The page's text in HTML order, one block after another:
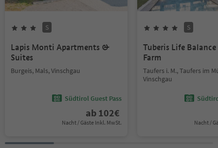
S
Lapis Monti Apartments &
Suites
Burgeis, Mals, Vinschgau
Südtirol Guest Pass
ab 102€
Nacht / Gäste Inkl. MwSt.
S
Tuberis Life
Farm
Taufers i. M., Taufers im
Vinschgau
Nacht /